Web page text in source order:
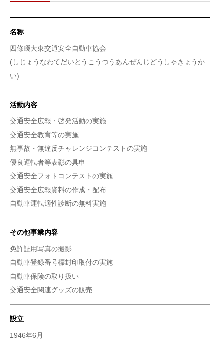
名称
四條畷大東交通安全自動車協会
(しじょうなわてだいとうこうつうあんぜんじどうしゃきょうか
い)
活動内容
交通安全広報・啓発活動の実施
交通安全教育等の実施
無事故・無違反チャレンジコンテストの実施
優良運転者等表彰の具申
交通安全フォトコンテストの実施
交通安全広報資料の作成・配布
その他事業内容
免許証用写真の撮影
自動車登録番号標封印取付の実施
自動車保険の取り扱い
交通安全関連グッズの販売
設立
1946年6月